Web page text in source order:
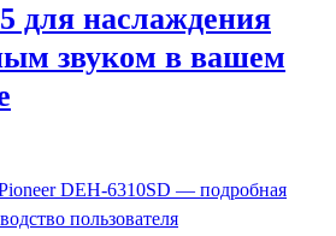
для наслаждения
звуком в вашем